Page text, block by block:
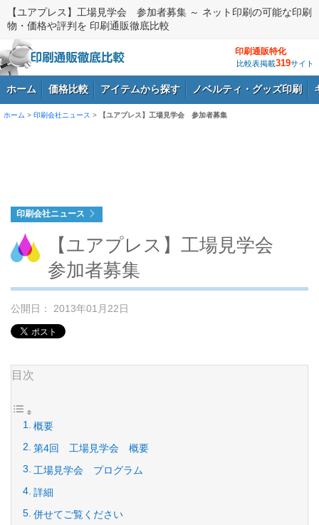
【ユアプレス】工場見学会 参加者募集 ～ ネット印刷の可能な印刷
物・価格や評判を 印刷通販徹底比較
印刷通販特化
比較表掲載319サイト
ホーム 価格比較 アイテムから探す ノベルティ・グッズ印刷
ホーム > 印刷会社ニュース > 【ユアプレス】工場見学会 参加者募集
印刷会社ニュース
【ユアプレス】工場見学会
参加者募集
公開日： 2013年01月22日
目次
概要
第4回 工場見学会 概要
工場見学会 プログラム
詳細
併せてご覧ください